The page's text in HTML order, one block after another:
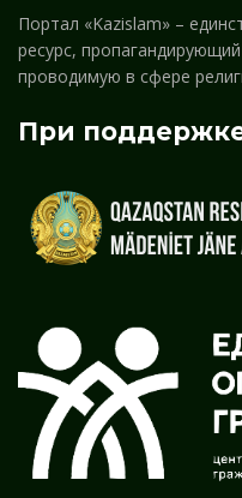
Портал «Kazislam» –
ресурс,
проводимую в сфере
При